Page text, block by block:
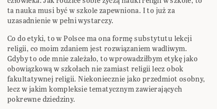
ta nauka musi być w szkole zapewniona. I to już za
uzasadnienie w pełni wystarczy.
Co do etyki, to w Polsce ma ona formę substytutu lekcji
religii, co moim zdaniem jest rozwiązaniem wadliwym.
Gdyby to ode mnie zależało, to wprowadziłbym etykę jako
obowiązkową w szkołach nie zamiast religii lecz obok
fakultatywnej religii. Niekoniecznie jako przedmiot osobny,
lecz w jakim kompleksie tematycznym zawierających
pokrewne dziedziny.